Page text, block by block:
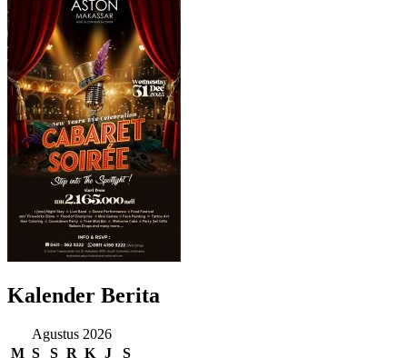
Kalender Berita
Agustus 2026
M S S R K J
S